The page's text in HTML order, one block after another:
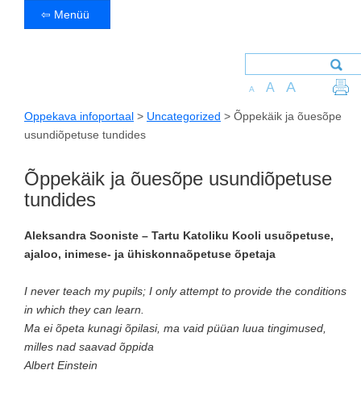
⇦ Menüü
A A A
Oppekava infoportaal > Uncategorized > Õppekäik ja õuesõpe
usundiõpetuse tundides
Õppekäik ja õuesõpe usundiõpetuse
tundides
Aleksandra Sooniste – Tartu Katoliku Kooli usuõpetuse,
ajaloo, inimese- ja ühiskonnaõpetuse õpetaja
I never teach my pupils; I only attempt to provide the conditions
in which they can learn.
Ma ei õpeta kunagi õpilasi, ma vaid püüan luua tingimused,
milles nad saavad õppida
Albert Einstein